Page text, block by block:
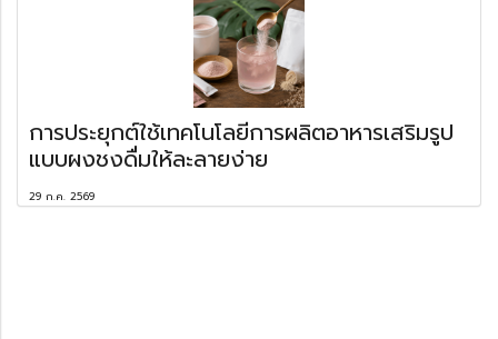
การประยุกต์ใช้เทคโนโลยีการผลิตอาหารเสริมรูป
แบบผงชงดื่มให้ละลายง่าย
29 ก.ค. 2569